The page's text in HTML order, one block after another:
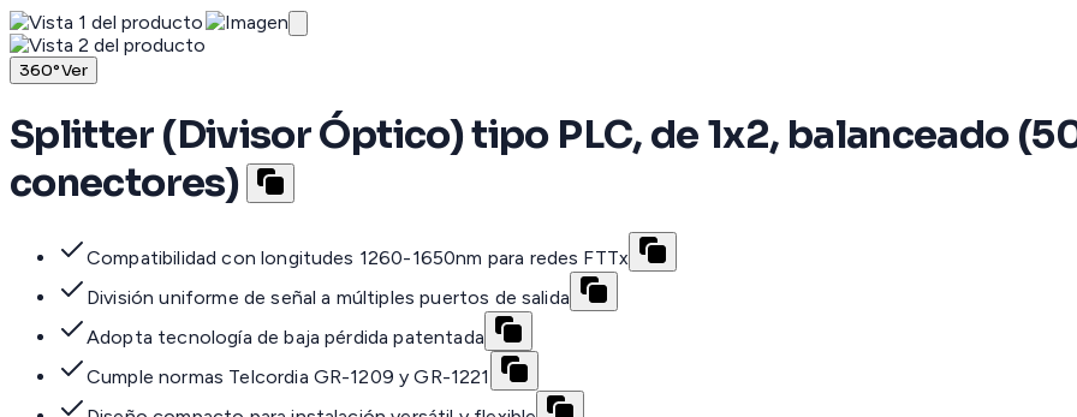
360°Ver
Splitter (Divisor Óptico) tipo PLC, de 1x2, balanceado
conectores)
Compatibilidad con longitudes 1260-1650nm para redes FTTx
División uniforme de señal a múltiples puertos de salida
Adopta tecnología de baja pérdida patentada
Cumple normas Telcordia GR-1209 y GR-1221